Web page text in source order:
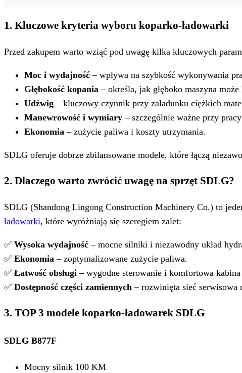
1. Kluczowe kryteria wyboru koparko-ładowarki
Przed zakupem warto wziąć pod uwagę kilka kluczowych
Moc i wydajność – wpływa na szybkość wykonywania
Głębokość kopania – określa, jak głęboko maszyna może
Udźwig – kluczowy czynnik przy załadunku ciężkich
Manewrowość i wymiary – szczególnie ważne przy
Ekonomia – zużycie paliwa i koszty utrzymania.
SDLG oferuje dobrze zbilansowane modele, które łączą
2. Dlaczego warto zwrócić uwagę na sprzęt SDLG?
SDLG (Shandong Lingong Construction Machinery Co.) to
ładowarki, które wyróżniają się szeregiem zalet:
✅ Wysoka wydajność – mocne silniki i niezawodny układ
✅ Ekonomia – zoptymalizowane zużycie paliwa.
✅ Łatwość obsługi – wygodne sterowanie i komfortowa kabina
✅ Dostępność części zamiennych – rozwinięta sieć serwisowa
3. TOP 3 modele koparko-ładowarek SDLG
SDLG B877F
Mocny silnik 100 KM